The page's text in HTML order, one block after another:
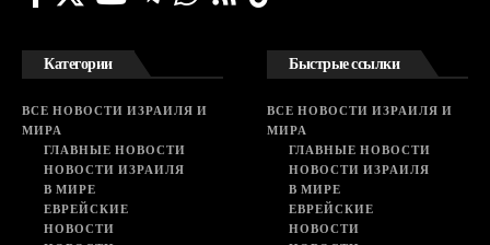
Категории
ВСЕ НОВОСТИ ИЗРАИЛЯ И
МИРА
ГЛАВНЫЕ НОВОСТИ
НОВОСТИ ИЗРАИЛЯ
В МИРЕ
ЕВРЕЙСКИЕ
НОВОСТИ
Быстрые ссылки
ВСЕ НОВОСТИ ИЗРАИЛЯ И
МИРА
ГЛАВНЫЕ НОВОСТИ
НОВОСТИ ИЗРАИЛЯ
В МИРЕ
ЕВРЕЙСКИЕ
НОВОСТИ